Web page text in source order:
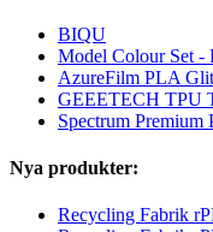
BIQU
Model Colour Set -
AzureFilm PLA
GEEETECH TPU
Spectrum Premium
Nya produkter:
Recycling Fabrik